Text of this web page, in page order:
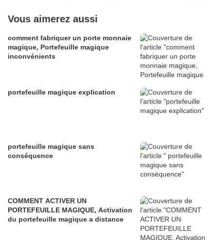
Vous aimerez aussi
comment fabriquer un porte monnaie
magique, Portefeuille magique
inconvénients
portefeuille magique explication
portefeuille magique sans
conséquence
COMMENT ACTIVER UN
PORTEFEUILLE MAGIQUE, Activation
du portefeuille magique a distance